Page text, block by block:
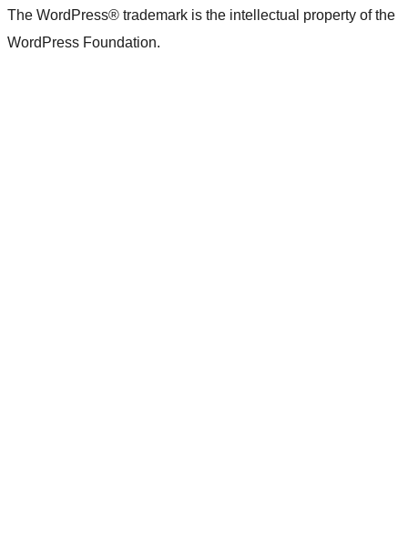
The WordPress® trademark is the intellectual property of the
WordPress Foundation.